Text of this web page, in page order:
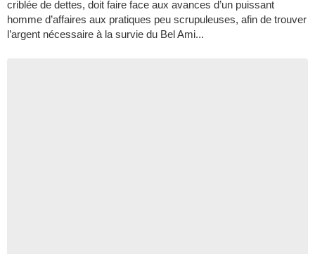
criblée de dettes, doit faire face aux avances d’un puissant
homme d’affaires aux pratiques peu scrupuleuses, afin de trouver
l’argent nécessaire à la survie du Bel Ami...